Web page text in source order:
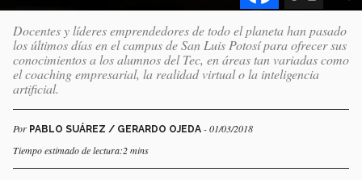
Docentes y líderes emprendedores de todo el planeta han pasado
los últimos días en el campus de San Luis Potosí para ofrecer sus
conocimientos a los alumnos del Tec, en áreas tan variadas como
el coaching empresarial, la realidad virtual o la inteligencia
artificial.
Por PABLO SUÁREZ / GERARDO OJEDA - 01/03/2018
Tiempo estimado de lectura:2 mins